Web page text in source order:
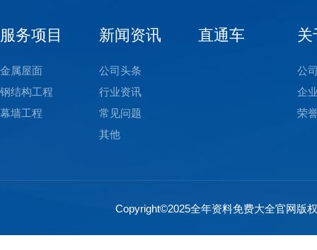
服务项目
金属屋面
钢结构工程
幕墙工程
新闻资讯
公司头条
行业资讯
常见问题
其他
直通车 关
公
企
荣
Copyright©2025全年资料免费大全官网版